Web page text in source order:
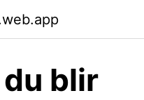
du blir